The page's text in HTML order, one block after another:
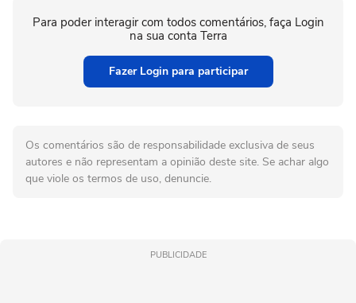
Para poder interagir com todos comentários, faça Login
na sua conta Terra
Fazer Login para participar
Os comentários são de responsabilidade exclusiva de seus
autores e não representam a opinião deste site. Se achar algo
que viole os termos de uso, denuncie.
PUBLICIDADE